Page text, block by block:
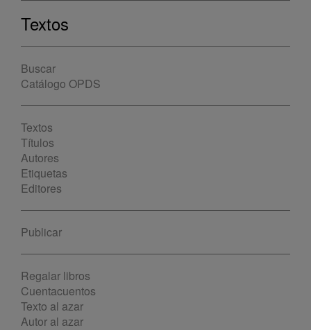
Textos
Buscar
Catálogo OPDS
Textos
Títulos
Autores
Etiquetas
Editores
Publicar
Regalar libros
Cuentacuentos
Texto al azar
Autor al azar